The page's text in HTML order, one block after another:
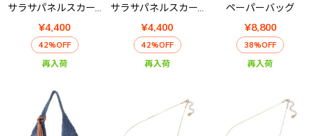
サラサパネルスカーフ
¥4,400
42%OFF
再入荷
サラサパネルスカーフ
¥4,400
42%OFF
再入荷
ペーパーバッグ
¥8,800
38%OFF
再入荷